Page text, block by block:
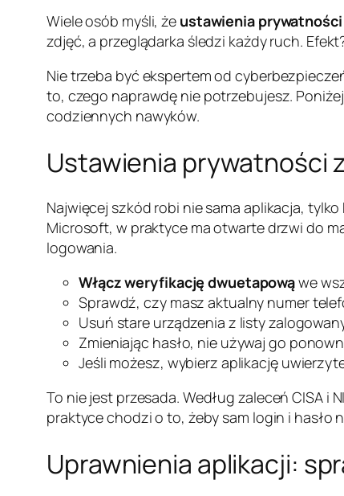
Wiele osób myśli, że ustawienia prywatności
zdjęć, a przeglądarka śledzi każdy ruch.
Nie trzeba być ekspertem od
to, czego naprawdę nie potrzebujesz.
codziennych nawyków.
Ustawienia prywatności
Najwięcej szkód robi nie sama aplikacja,
Microsoft, w praktyce ma otwarte drzwi do
logowania.
Włącz weryfikację dwuetapowąwe
Sprawdź, czy masz aktualny numer
Usuń stare urządzenia z listy
Zmieniając hasło, nie używaj go
Jeśli możesz, wybierz aplikację
To nie jest przesada. Według zaleceń CISA
praktyce chodzi o to, żeby sam login i hasło
Uprawnienia aplikacji: